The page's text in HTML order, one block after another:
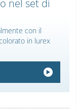
nel set di
con il
in lurex